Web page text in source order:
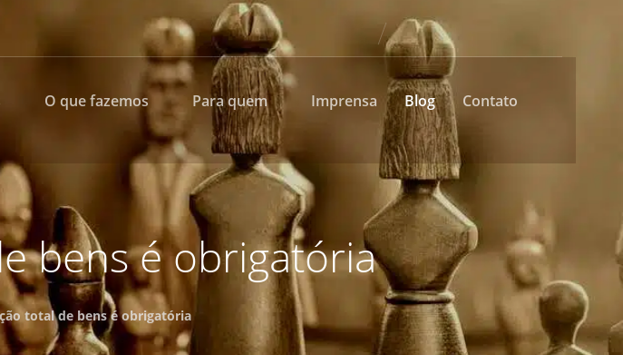
O que fazemos Para quem Imprensa Blog Contato
bens é obrigatória
total de bens é obrigatória